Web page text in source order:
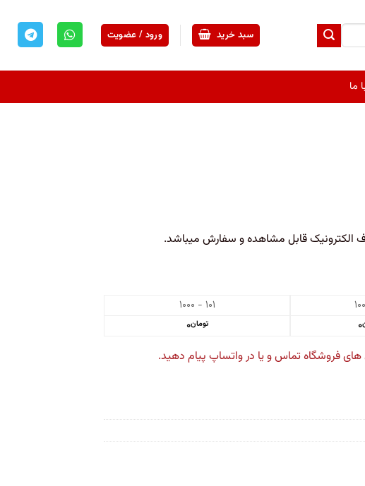
سبد خرید ورود / عضویت
ما
الکترونیک قابل مشاهده و سفارش میباشد.
۱۰۱ - ۱۰۰۰
۰ تومان۰
فروشگاه تماس و یا در واتساپ پیام دهید.